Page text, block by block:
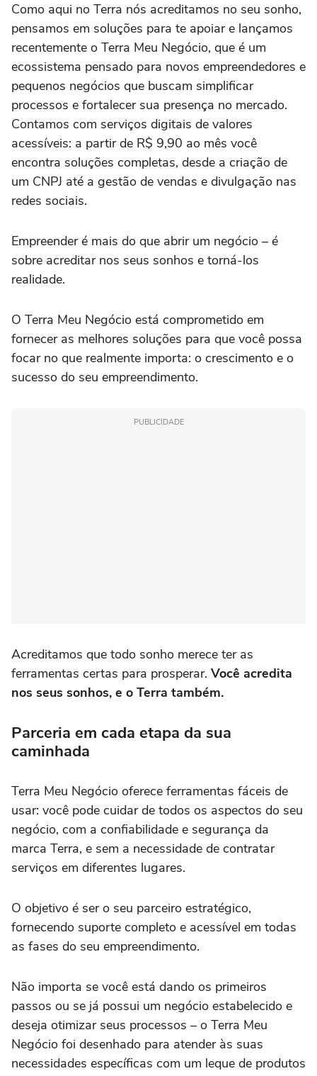
Como aqui no Terra nós acreditamos no seu sonho,
pensamos em soluções para te apoiar e lançamos
recentemente o Terra Meu Negócio, que é um
ecossistema pensado para novos empreendedores e
pequenos negócios que buscam simplificar
processos e fortalecer sua presença no mercado.
Contamos com serviços digitais de valores
acessíveis: a partir de R$ 9,90 ao mês você
encontra soluções completas, desde a criação de
um CNPJ até a gestão de vendas e divulgação nas
redes sociais.
Empreender é mais do que abrir um negócio – é
sobre acreditar nos seus sonhos e torná-los
realidade.
O Terra Meu Negócio está comprometido em
fornecer as melhores soluções para que você possa
focar no que realmente importa: o crescimento e o
sucesso do seu empreendimento.
PUBLICIDADE
Acreditamos que todo sonho merece ter as
ferramentas certas para prosperar. Você acredita
nos seus sonhos, e o Terra também.
Parceria em cada etapa da sua
caminhada
Terra Meu Negócio oferece ferramentas fáceis de
usar: você pode cuidar de todos os aspectos do seu
negócio, com a confiabilidade e segurança da
marca Terra, e sem a necessidade de contratar
serviços em diferentes lugares.
O objetivo é ser o seu parceiro estratégico,
fornecendo suporte completo e acessível em todas
as fases do seu empreendimento.
Não importa se você está dando os primeiros
passos ou se já possui um negócio estabelecido e
deseja otimizar seus processos – o Terra Meu
Negócio foi desenhado para atender às suas
necessidades específicas com um leque de produtos